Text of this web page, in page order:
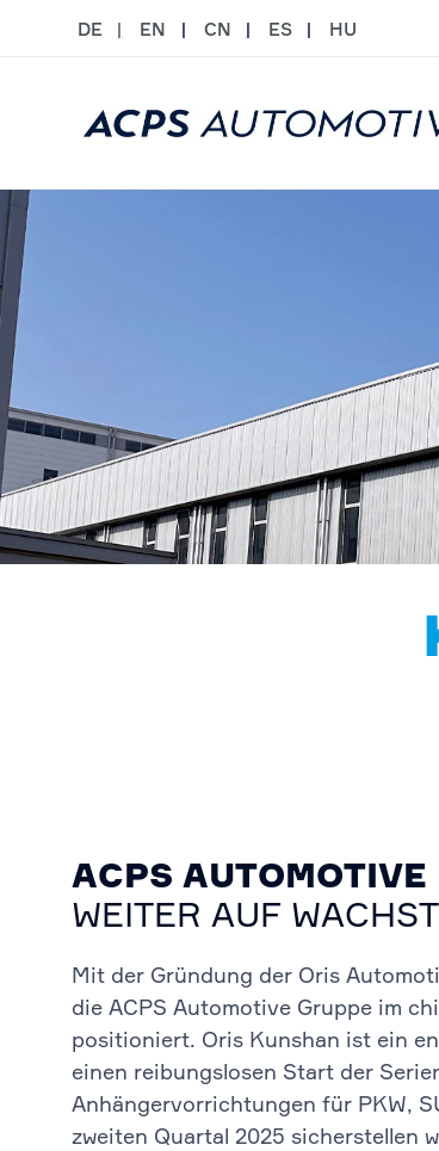
DE EN CN ES HU
ACPS
WEITER AUF
Mit der Gründung der Oris
die ACPS Automotive Gruppe im
positioniert. Oris Kunshan ist ein
einen reibungslosen Start der
Anhängervorrichtungen für PKW,
zweiten Quartal 2025 sicherstellen